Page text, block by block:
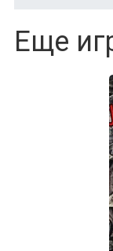
Еще